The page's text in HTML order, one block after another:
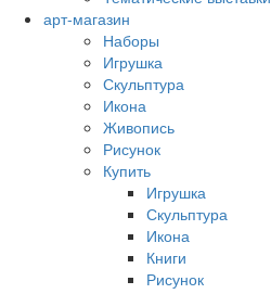
арт-магазин
Наборы
Игрушка
Скульптура
Икона
Живопись
Рисунок
Купить
Игрушка
Скульптура
Икона
Книги
Рисунок